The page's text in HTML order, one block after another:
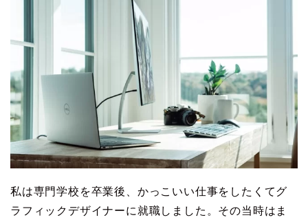
私は専門学校を卒業後、かっこいい仕事をしたくてグ
ラフィックデザイナーに就職しました。その当時はま